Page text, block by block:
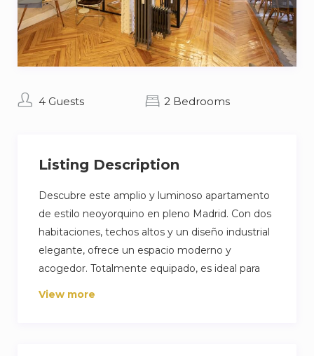
4 Guests 2 Bedrooms
Listing Description
Descubre este amplio y luminoso apartamento
de estilo neoyorquino en pleno Madrid. Con dos
habitaciones, techos altos y un diseño industrial
elegante, ofrece un espacio moderno y
acogedor. Totalmente equipado, es ideal para
disfrutar de una estancia confortable en una
View more